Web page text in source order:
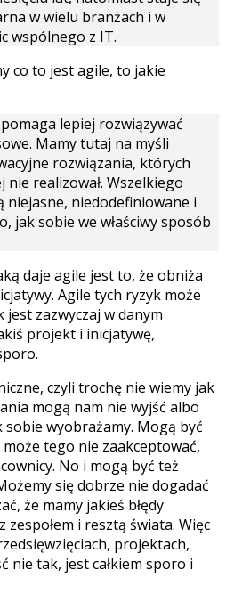
w wielu branżach i w
wspólnego z IT.
co to jest agile, to jakie
lepiej rozwiązywać
Mamy tutaj na myśli
rozwiązania, których
realizował. Wszelkiego
niedodefiniowane i
jak sobie we właściwy sposób
daje agile jest to, że obniża
Agile tych ryzyk może
zazwyczaj w danym
projekt i inicjatywę,
czyli trochę nie wiemy jak
mogą nam nie wyjść albo
wyobrażamy. Mogą być
tego nie zaakceptować,
No i mogą być też
się dobrze nie dogadać
że mamy jakieś błędy
i resztą świata. Więc
projektach,
nie tak, jest całkiem sporo i